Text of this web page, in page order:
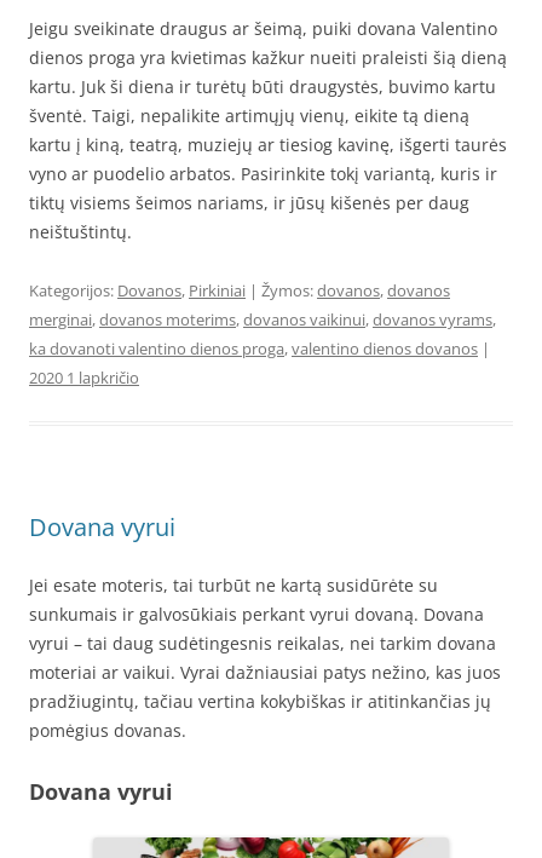
Jeigu sveikinate draugus ar šeimą, puiki dovana Valentino
dienos proga yra kvietimas kažkur nueiti praleisti šią dieną
kartu. Juk ši diena ir turėtų būti draugystės, buvimo kartu
šventė. Taigi, nepalikite artimųjų vienų, eikite tą dieną
kartu į kiną, teatrą, muziejų ar tiesiog kavinę, išgerti taurės
vyno ar puodelio arbatos. Pasirinkite tokį variantą, kuris ir
tiktų visiems šeimos nariams, ir jūsų kišenės per daug
neištuštintų.
Kategorijos: Dovanos, Pirkiniai | Žymos:dovanos,dovanos
merginai,dovanos moterims,dovanos vaikinui,dovanos vyrams,
ka dovanoti valentino dienos proga,valentino dienos dovanos |
2020 1 lapkričio
Dovana vyrui
Jei esate moteris, tai turbūt ne kartą susidūrėte su
sunkumais ir galvosūkiais perkant vyrui dovaną. Dovana
vyrui – tai daug sudėtingesnis reikalas, nei tarkim dovana
moteriai ar vaikui. Vyrai dažniausiai patys nežino, kas juos
pradžiugintų, tačiau vertina kokybiškas ir atitinkančias jų
pomėgius dovanas.
Dovana vyrui